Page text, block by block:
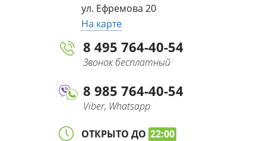
ул. Ефремова 20
На карте
8 495 764-40-54
Звонок бесплатный
8 985 764-40-54
Viber, Whatsapp
ОТКРЫТО ДО 22:00